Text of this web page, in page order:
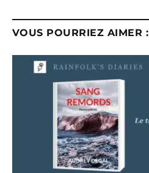
VOUS POURRIEZ AIMER :